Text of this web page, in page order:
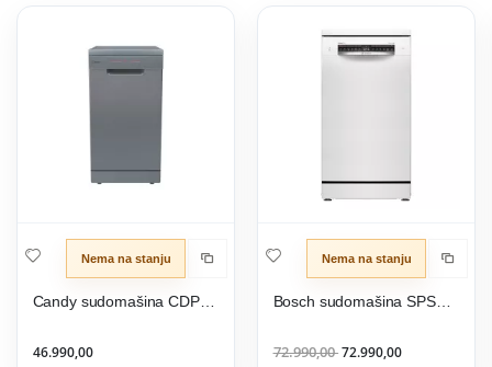
Nema na stanju
Candy sudomašina CDPH 2L949X
46.990,00
Nema na stanju
Bosch sudomašina SPS4EMW24E
72.990,0072.990,00